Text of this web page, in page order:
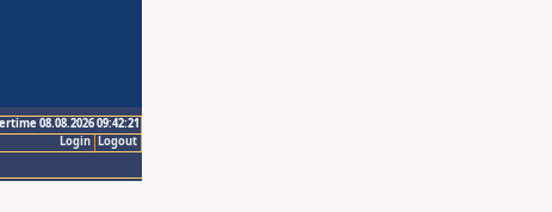
08.08.2026 09:42:21
Logout
Login